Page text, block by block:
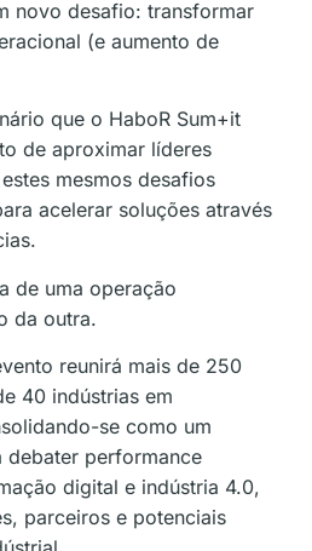
novo desafio: transformar
(e aumento de
que o HaboR Sum+it
de aproximar líderes
mesmos desafios
acelerar soluções através
de uma operação
da outra.
reunirá mais de 250
40 indústrias em
se como um
debater performance
digital e indústria 4.0,
parceiros e potenciais